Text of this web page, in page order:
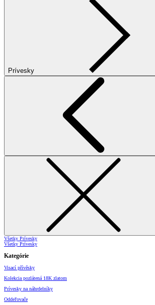
Prívesky
Všetky Prívesky
Všetky Prívesky
Kategórie
Visací přívěsky
Kolekcia pozlátená 18K zlatom
Prívesky na náhrdelníky
Oddeľovače